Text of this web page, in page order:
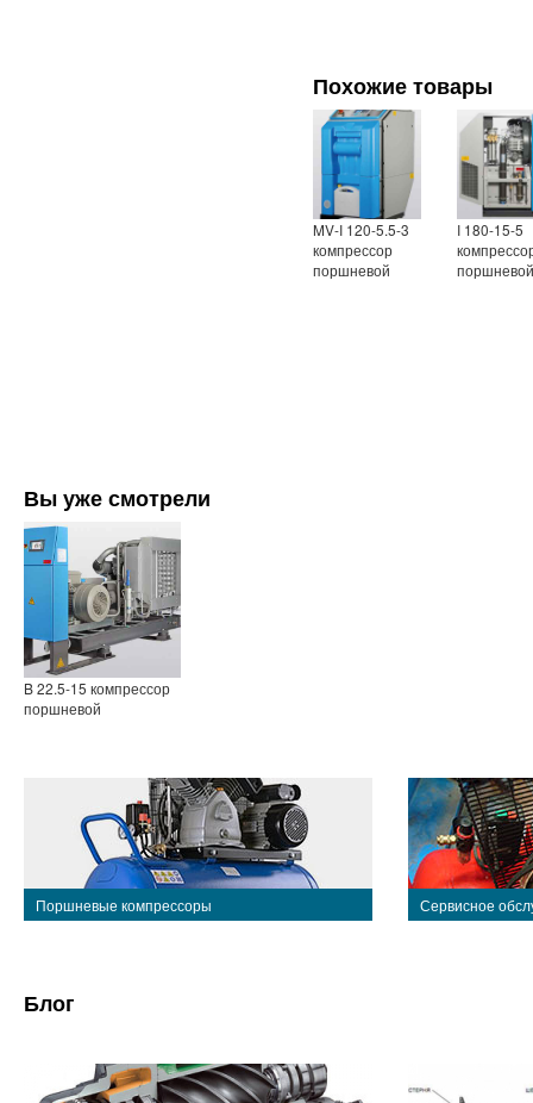
Похожие товары
MV-I 120-5.5-3
компрессор
поршневой
I 180-15-5
поршневой
Вы уже смотрели
B 22.5-15 компрессор
поршневой
Поршневые компрессоры Сервисное
Блог